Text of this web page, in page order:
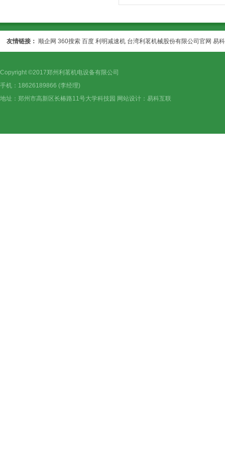
友情链接： 顺企网 360搜索 百度 利明减速机 台湾利茗机械股份有限公司官网 易
Copyright ©2017郑州利茗机电设备有限公司
手机：18626189866 (李经理)
地址：郑州市高新区长椿路11号大学科技园 网站设计： 易科互联